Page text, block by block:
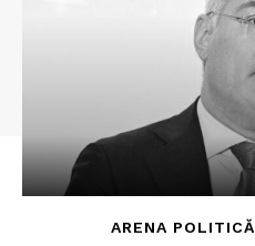
ARENA POLITICĂ